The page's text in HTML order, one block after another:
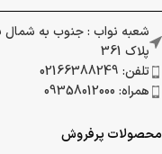
شعبه نواب : جنوب به شمال
پلاک 361
تلفن: 02166388249
همراه: 09358012000
محصولات پرفروش